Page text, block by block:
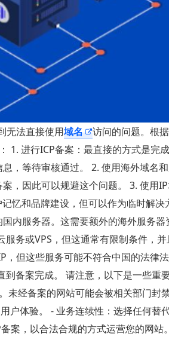
无法直接使用域名
访问的问题。根
1. 进行ICP备案：最直接的方式是完
，等待审核通过。 2. 使用海外域名
，因此可以规避这个问题。 3. 使用
忆和品牌建设，但可以作为临时解决
内服务器。这需要额外的海外服务
务或VPS，但这通常有限制条件，
但这些服务可能不符合中国的法律
备案完成。 请注意，以下是一些重
未经备案的网站可能会被相关部门封
户体验。 - 业务连续性：选择任何替
案，以合法合规的方式运营您的网站